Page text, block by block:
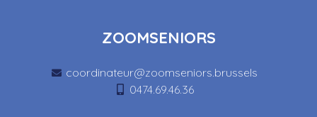
ZOOMSENIORS
coordinateur@zoomseniors.brussels
0474.69.46.36